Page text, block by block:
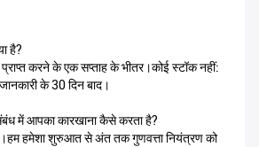
है?
करने के एक सप्ताह के भीतर।कोई स्टॉक नहीं:
के 30 दिन बाद।
में आपका कारखाना कैसे करता है?
हमेशा शुरुआत से अंत तक गुणवत्ता नियंत्रण को